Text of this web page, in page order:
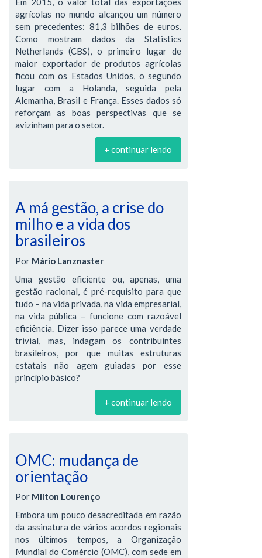
agrícolas no mundo alcançou um número
sem precedentes: 81,3 bilhões de euros.
Como mostram dados da Statistics
Netherlands (CBS), o primeiro lugar de
maior exportador de produtos agrícolas
ficou com os Estados Unidos, o segundo
lugar com a Holanda, seguida pela
Alemanha, Brasil e França. Esses dados só
reforçam as boas perspectivas que se
avizinham para o setor.
+ continuar lendo
A má gestão, a crise do
milho e a vida dos
brasileiros
Por Mário Lanznaster
Uma gestão eficiente ou, apenas, uma
gestão racional, é pré-requisito para que
tudo – na vida privada, na vida empresarial,
na vida pública – funcione com razoável
eficiência. Dizer isso parece uma verdade
trivial, mas, indagam os contribuintes
brasileiros, por que muitas estruturas
estatais não agem guiadas por esse
princípio básico?
+ continuar lendo
OMC: mudança de
orientação
Por Milton Lourenço
Embora um pouco desacreditada em razão
da assinatura de vários acordos regionais
nos últimos tempos, a Organização
Mundial do Comércio (OMC), com sede em